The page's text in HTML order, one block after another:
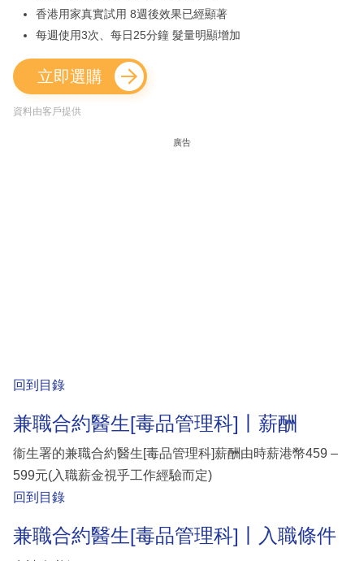
香港用家真實試用 8週後效果已經顯著
每週使用3次、每日25分鐘 髮量明顯增加
立即選購
資料由客戶提供
廣告
回到目錄
兼職合約醫生[毒品管理科]丨薪酬
衞生署的兼職合約醫生[毒品管理科]薪酬由時薪港幣459 –
599元(入職薪金視乎工作經驗而定)
回到目錄
兼職合約醫生[毒品管理科]丨入職條件